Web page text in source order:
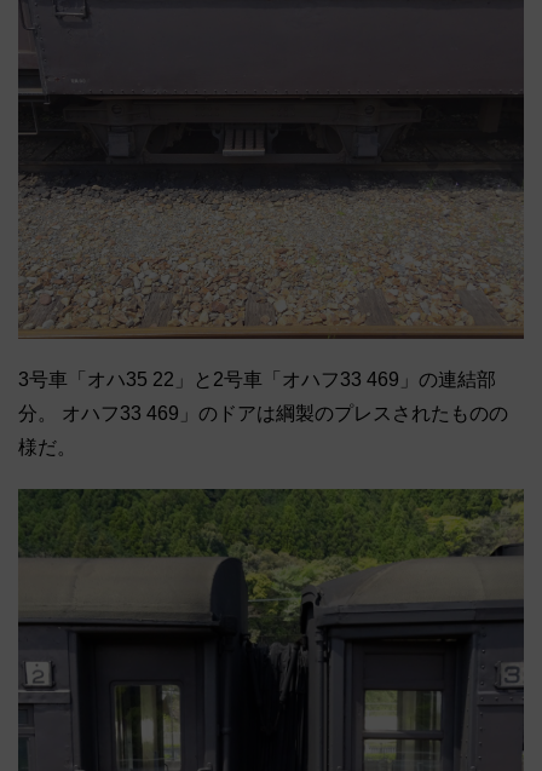
3号車「オハ35 22」と2号車「オハフ33 469」の連結部
分。 オハフ33 469」のドアは綱製のプレスされたものの
様だ。